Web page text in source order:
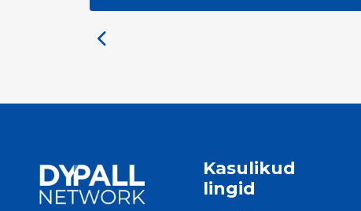
Development
Kasulikud
lingid